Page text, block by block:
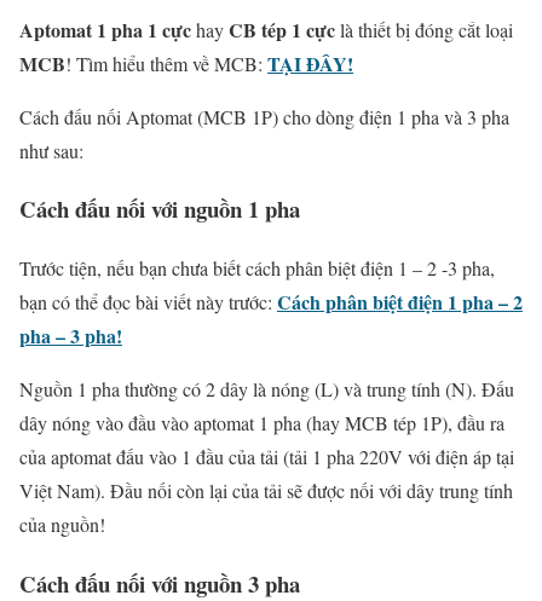
Aptomat 1 pha 1 cựchayCB tép 1 cựclà thiết bị đóng cắt loại
MCB! Tìm hiểu thêm về MCB: TẠI ĐÂY!
Cách đấu nối Aptomat (MCB 1P) cho dòng điện 1 pha và 3 pha
như sau:
Cách đấu nối với nguồn 1 pha
Trước tiện, nếu bạn chưa biết cách phân biệt điện 1 – 2 -3 pha,
bạn có thể đọc bài viết này trước: Cách phân biệt điện 1 pha – 2
pha – 3 pha!
Nguồn 1 pha thường có 2 dây là nóng (L) và trung tính (N). Đấu
dây nóng vào đầu vào aptomat 1 pha (hay MCB tép 1P), đầu ra
của aptomat đấu vào 1 đầu của tải (tải 1 pha 220V với điện áp tại
Việt Nam). Đầu nối còn lại của tải sẽ được nối với dây trung tính
của nguồn!
Cách đấu nối với nguồn 3 pha